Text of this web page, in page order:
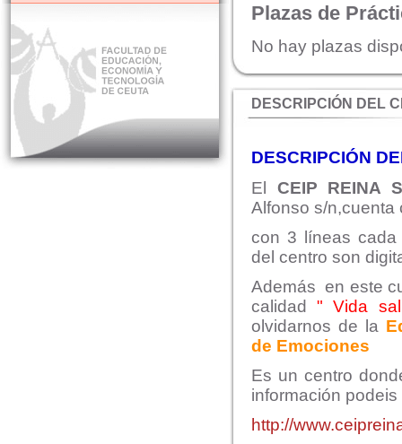
Interna
Planes de prácticas
El Prácticum en los
estudios de grado
Educación Primaria
Educación Social
Plazas de
No hay plazas
DESCRIPCIÓN DEL
DESCRIPCIÓN
El CEIP REINA
Alfonso s/
con 3 líneas cada
del centro son
Además en este
calidad
" Vida
olvidarnos de la
de Emociones
Es un centro
información
http://